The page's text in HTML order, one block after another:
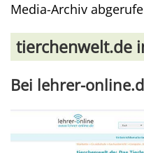
Media-Archiv
tierchenwelt.de
Bei lehrer-